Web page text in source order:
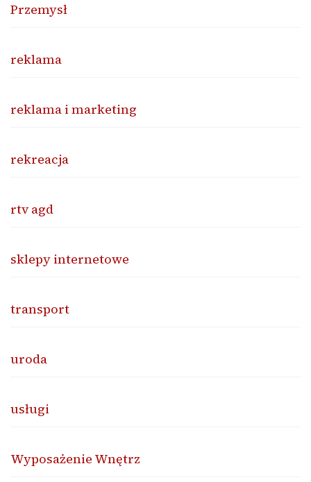
Przemysł
reklama
reklama i marketing
rekreacja
rtv agd
sklepy internetowe
transport
uroda
usługi
Wyposażenie Wnętrz